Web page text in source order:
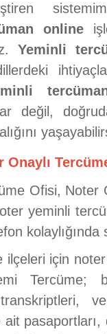
online
Yeminli
değil,
Onaylı
Ofisi, Noter
yeminli
kolaylığında
ilçeleri için
Tercüme;
pasaportları,